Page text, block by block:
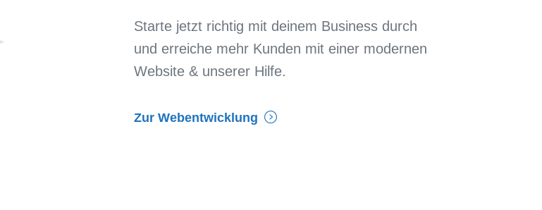
Starte jetzt richtig mit deinem Business durch
und erreiche mehr Kunden mit einer modernen
Website & unserer Hilfe.
Zur Webentwicklung